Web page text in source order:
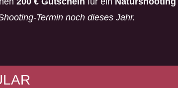
Termin noch dieses Jahr.